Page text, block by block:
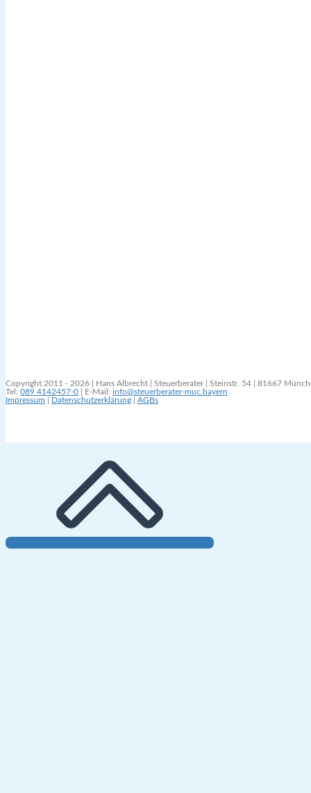
Copyright 2011 - 2026 | Hans Albrecht | Steuerberater | Steinstr. 54 | 81667
Tel: 089 4142457-0 | E-Mail: info@steuerberater-muc.bayern
Impressum
Datenschutzerklärung AGBs